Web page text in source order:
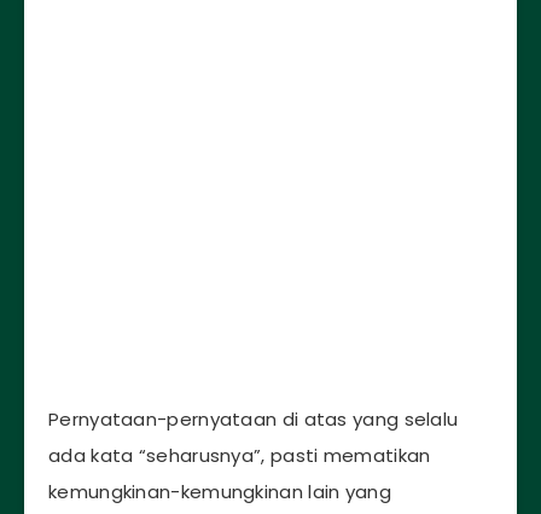
Pernyataan-pernyataan di atas yang selalu
ada kata “seharusnya”, pasti mematikan
kemungkinan-kemungkinan lain yang